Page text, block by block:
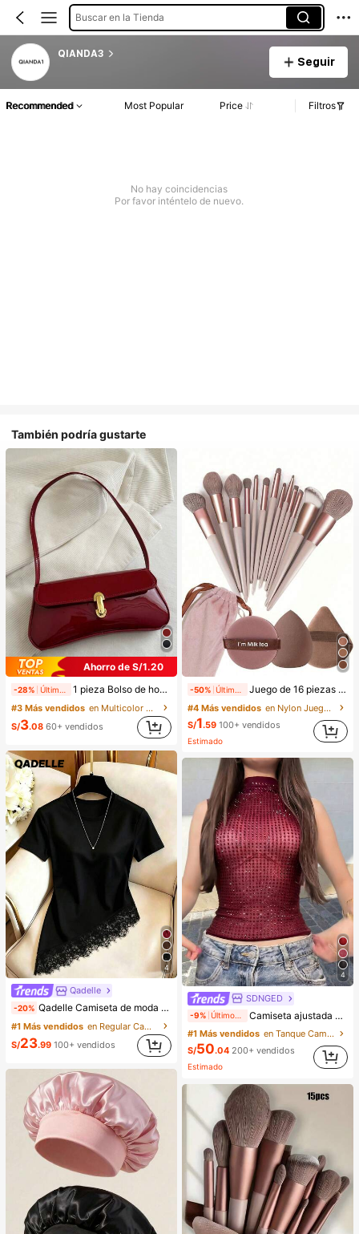
Buscar en la Tienda
QIANDA3
Seguir
Recommended Most Popular Price Filtros
No hay coincidencias
Por favor inténtelo de nuevo.
También podría gustarte
Ahorro de S/1.20
-28% 1 pieza Bolso de hombro y bandolera de cuero sintético aceitado retro para mujer, adecuado para citas, salidas, fiestas, banquetes, estética
#3 Más vendidos
en Multicolor Bolsos De Hombro De Mujer
S/3.08 60+ vendidos
4
Qadelle
-20% Qadelle Camiseta de moda para mujer de color liso con cuello redondo, manga corta y dobladillo de encaje
#1 Más vendidos
en Regular Camisetas De Mujer
S/23.99 100+ vendidos
-50% Juego de 16 piezas de brochas de maquillaje que incluye 13 brochas de maquillaje, 1 esponja de maquillaje en forma de lágrima, 1 brocha de polvo redonda y 1 esponja de maquillaje triangular - Juego clásico. Hecho de cerdas sintéticas suaves y amigables con la piel. Perfecto para mujeres y niñas, ideal para otoño e invierno
#4 Más vendidos
en Nylon Juegos De Pinceles
S/1.59 100+ vendidos
Estimado
4
SDNGED
-9% Camiseta ajustada de mujer de unicolor, con malla de cristales, transparente y sexy, para uso casual en verano
#1 Más vendidos
en Tanque Camisetas sin mangas y camisetas sin man
S/50.04 200+ vendidos
Estimado